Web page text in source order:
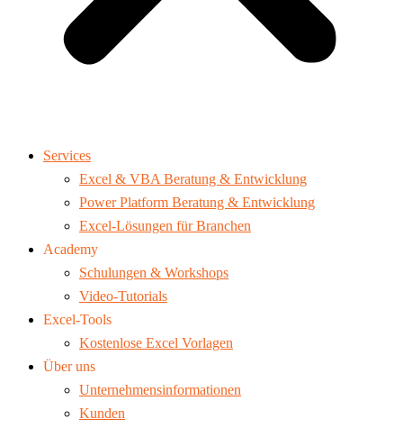
Services
Excel & VBA Beratung & Entwicklung
Power Platform Beratung & Entwicklung
Excel-Lösungen für Branchen
Academy
Schulungen & Workshops
Video-Tutorials
Excel-Tools
Kostenlose Excel Vorlagen
Über uns
Unternehmensinformationen
Kunden